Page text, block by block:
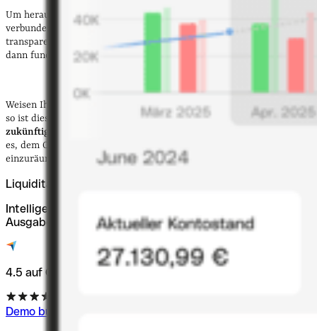
Um herauszufinden, ob Ihre Immobilie mit einem negativen Cashflow
verbunden ist, ist es daher wichtig, eine verständliche und
transparente Übersicht zu erstellen. Auf dieser Basis können Sie
dann fundierte Entscheidungen für zukünftige Investitionen treffen.
Weisen Ihre Immobilieninvestitionen einenpositiven Cashflow
auf,
so ist dies mit einer
verlässlichen Renditeund der Möglichkeit,
zukünftige Projekte zu finanzieren
es, dem Cashflow eine zentrale Rolle in Ihrer Immobilienstrategie
einzuräumen.
Liquidität immer im Blick
Intelligente Cashflow- und MwSt-Prognosen mit smarter
Ausgabenkategorisierung.
4.5 auf Capterra
Demo buchen